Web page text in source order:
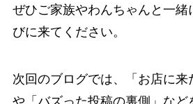
ぜひご家族やわんちゃんと一緒
びに来てください。
次回のブログでは、「お店に来